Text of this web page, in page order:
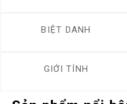
BIỆT DANH
GIỚI TÍNH